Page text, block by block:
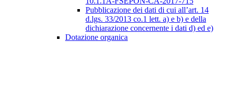
Pubblicazione dei dati di cui all’art. 14
d.lgs. 33/2013 co.1 lett. a) e b) e della
dichiarazione concernente i dati d) ed e)
Dotazione organica